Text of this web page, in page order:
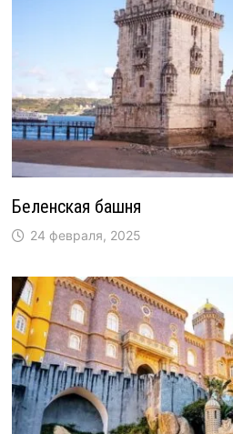
Беленская башня
24 февраля, 2025